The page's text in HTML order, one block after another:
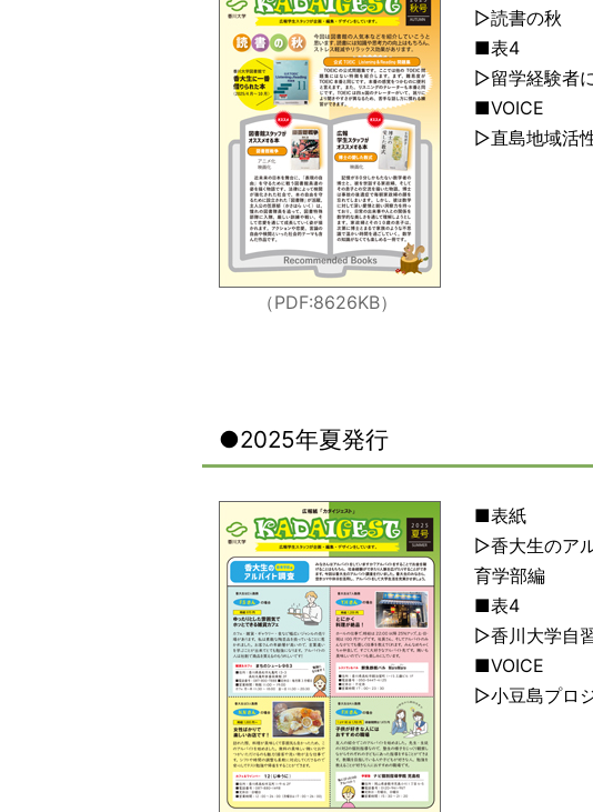
（PDF:8626KB）
▷読書の秋
■表4
▷留学経験者
■VOICE
▷直島地域活
●2025年夏発行
■表紙
▷香大生のア
育学部編
■表4
▷香川大学自
■VOICE
▷小豆島プロ